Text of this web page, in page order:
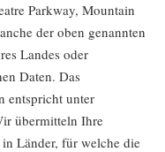
Parkway, Mountain
der oben genannten
Landes oder
Daten. Das
entspricht unter
übermitteln Ihre
Länder, für welche die